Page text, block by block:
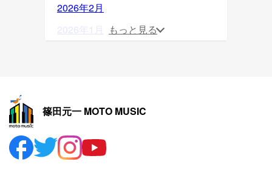
2026年2月
2026年1月
2025年9月
2025年8月
2025年7月
もっと見る
篠田元一 MOTO MUSIC